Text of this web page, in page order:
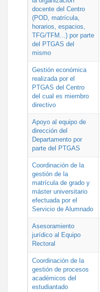
docente del Centro
(POD, matrícula,
horarios, espacios,
TFG/TFM...) por parte
del PTGAS del
mismo
Gestión económica
realizada por el
PTGAS del Centro
del cual es miembro
directivo
Apoyo al equipo de
dirección del
Departamento por
parte del PTGAS
Coordinación de la
gestión de la
matrícula de grado y
máster universitario
efectuada por el
Servicio de Alumnado
Asesoramiento
jurídico al Equipo
Rectoral
Coordinación de la
gestión de procesos
académicos del
estudiantado